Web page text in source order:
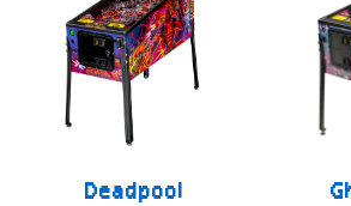
Deadpool